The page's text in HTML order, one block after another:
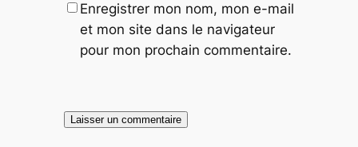
Enregistrer mon nom, mon e-mail
et mon site dans le navigateur
pour mon prochain commentaire.